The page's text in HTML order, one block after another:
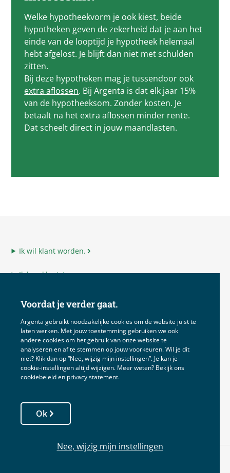
Voordat je verder gaat.
Argenta gebruikt noodzakelijke cookies om de website juist te
laten werken. Met jouw toestemming gebruiken we ook
andere cookies om het gebruik van onze website te
analyseren en af te stemmen op jouw voorkeuren. Wil je dit
niet? Klik dan op “Nee, wijzig mijn instellingen”. Je kan je
cookie‑instellingen altijd wijzigen. Meer weten? Bekijk ons
cookiebeleiden privacy statement.
Ok
Nee, wijzig mijn instellingen
Welke hypotheekvorm je ook kiest, beide
hypotheken geven de zekerheid dat je aan het
einde van de looptijd je hypotheek helemaal
hebt afgelost. Je blijft dan niet met schulden
zitten.
Bij deze hypotheken mag je tussendoor ook
extra aflossen. Bij Argenta is dat elk jaar 15%
van de hypotheeksom. Zonder kosten. Je
betaalt na het extra aflossen minder rente.
Dat scheelt direct in jouw maandlasten.
Ik wil klant worden.
Ik ben klant.
Ik ben adviseur.
Ik ben Argenta.
Disclaimer
Privacy
Cookies